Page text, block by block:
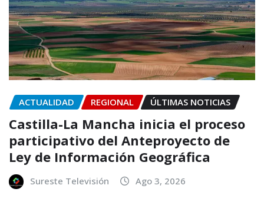
ACTUALIDAD REGIONAL ÚLTIMAS NOTICIAS
Castilla-La Mancha inicia el proceso
participativo del Anteproyecto de
Ley de Información Geográfica
Sureste Televisión Ago 3, 2026